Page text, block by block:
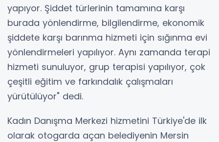
yapıyor. Şiddet türlerinin tamamına karşı
burada yönlendirme, bilgilendirme, ekonomik
şiddete karşı barınma hizmeti için sığınma evi
yönlendirmeleri yapılıyor. Aynı zamanda terapi
hizmeti sunuluyor, grup terapisi yapılıyor, çok
çeşitli eğitim ve farkındalık çalışmaları
yürütülüyor" dedi.
Kadın Danışma Merkezi hizmetini Türkiye'de ilk
olarak otogarda açan belediyenin Mersin